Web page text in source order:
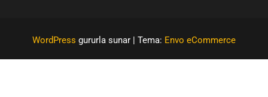
WordPress gururla sunar | Tema: Envo eCommerce